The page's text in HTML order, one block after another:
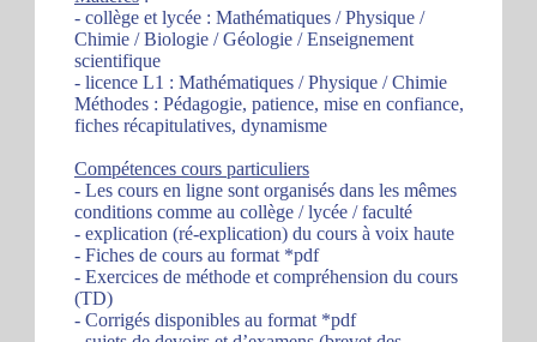
- collège et lycée : Mathématiques / Physique /
Chimie / Biologie / Géologie / Enseignement
scientifique
- licence L1 : Mathématiques / Physique / Chimie
Méthodes : Pédagogie, patience, mise en confiance,
fiches récapitulatives, dynamisme
Compétences cours particuliers
- Les cours en ligne sont organisés dans les mêmes
conditions comme au collège / lycée / faculté
- explication (ré-explication) du cours à voix haute
- Fiches de cours au format *pdf
- Exercices de méthode et compréhension du cours
(TD)
- Corrigés disponibles au format *pdf